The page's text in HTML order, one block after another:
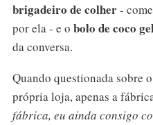
brigadeiro de colher-
por ela - e o bolo de coco
da conversa.
Quando questionada sobre
própria loja, apenas a
fábrica, eu ainda consigo